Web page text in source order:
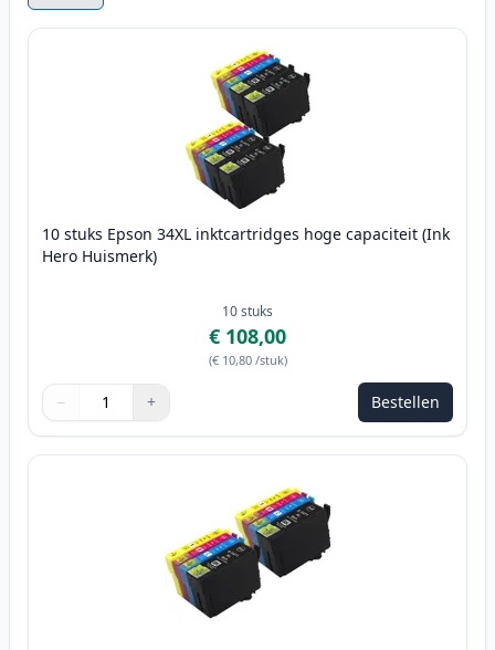
10 stuks Epson 34XL inktcartridges hoge capaciteit (Ink
Hero Huismerk)
10stuks
€ 108,00
(€ 10,80 /stuk)
Aantal
Gebruik de knoppen om aan te passen
− +
Aantal 1 Bestellen